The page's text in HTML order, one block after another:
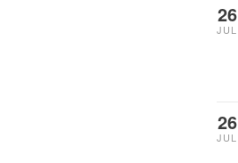
26
JUL
26
JUL